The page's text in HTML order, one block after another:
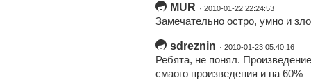
MUR · 2010-01-22 22:24:53
Замечательно остро, умно и
sdreznin · 2010-01-23 05:40:16
Ребята, не понял.
смаого произведения и на